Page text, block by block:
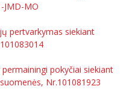
aktų duomenų bazė
JMD-MO
pertvarkymas siekiant
pokyčiai siekiant
Nr.101081923